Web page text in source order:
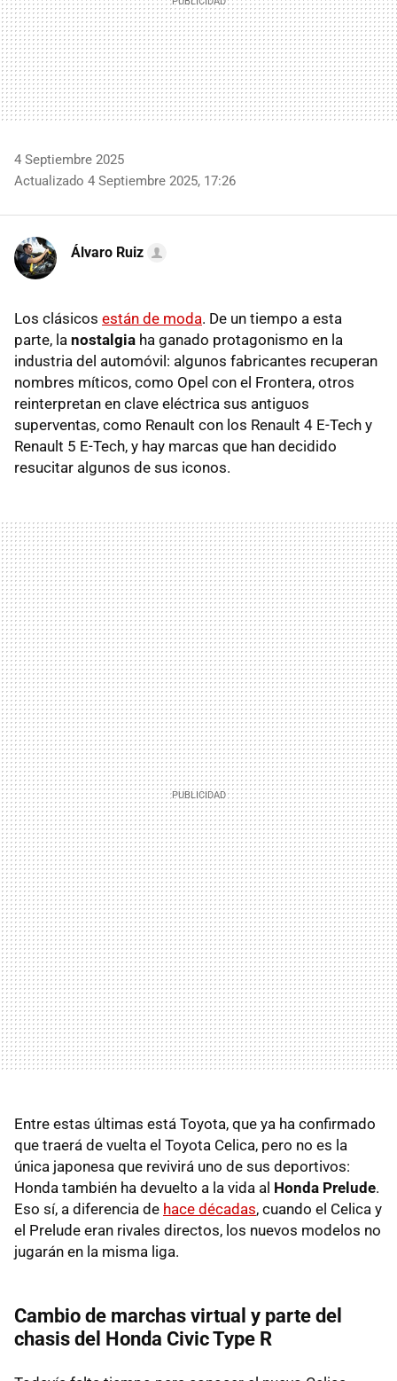
4 Septiembre 2025
Actualizado 4 Septiembre 2025, 17:26
Álvaro Ruiz
Los clásicos están de moda. De un tiempo a esta
parte, la nostalgia ha ganado protagonismo en la
industria del automóvil: algunos fabricantes recuperan
nombres míticos, como Opel con el Frontera, otros
reinterpretan en clave eléctrica sus antiguos
superventas, como Renault con los Renault 4 E-Tech y
Renault 5 E-Tech, y hay marcas que han decidido
resucitar algunos de sus iconos.
Entre estas últimas está Toyota, que ya ha confirmado
que traerá de vuelta el Toyota Celica, pero no es la
única japonesa que revivirá uno de sus deportivos:
Honda también ha devuelto a la vida al Honda Prelude.
Eso sí, a diferencia de hace décadas, cuando el Celica y
el Prelude eran rivales directos, los nuevos modelos no
jugarán en la misma liga.
Cambio de marchas virtual y parte del
chasis del Honda Civic Type R